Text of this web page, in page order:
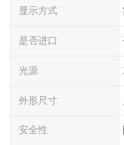
显示方式
是否进口
光源
外形尺寸
安全性